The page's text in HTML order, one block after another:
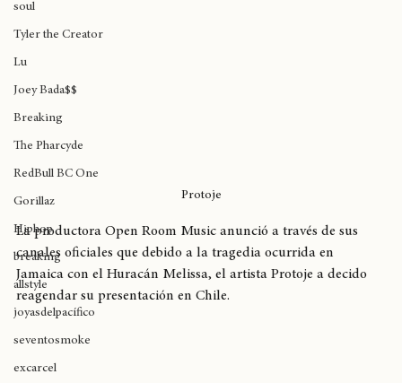
soul
Tyler the Creator
Lu
Joey Bada$$
Breaking
The Pharcyde
RedBull BC One
Gorillaz
Hiphop
breaking
allstyle
joyasdelpacífico
seventosmoke
La productora Open Room Music anunció a través de sus
canales oficiales que debido a la tragedia ocurrida en
Jamaica con el Huracán Melissa, el artista Protoje a decido
reagendar su presentación en Chile.